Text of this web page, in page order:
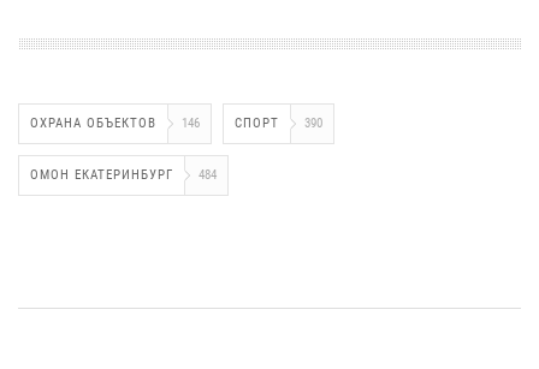
ОХРАНА ОБЪЕКТОВ 146 СПОРТ 390
ОМОН ЕКАТЕРИНБУРГ 484